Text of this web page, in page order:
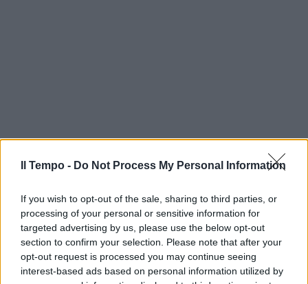
Il Tempo - Do Not Process My Personal Information
If you wish to opt-out of the sale, sharing to third parties, or
processing of your personal or sensitive information for
targeted advertising by us, please use the below opt-out
section to confirm your selection. Please note that after your
opt-out request is processed you may continue seeing
interest-based ads based on personal information utilized by